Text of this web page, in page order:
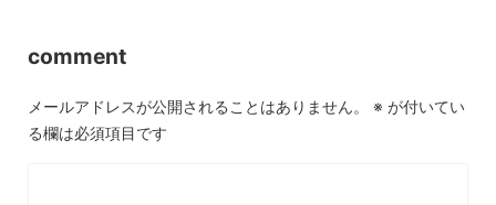
comment
メールアドレスが公開されることはありません。 ※ が付いてい
る欄は必須項目です